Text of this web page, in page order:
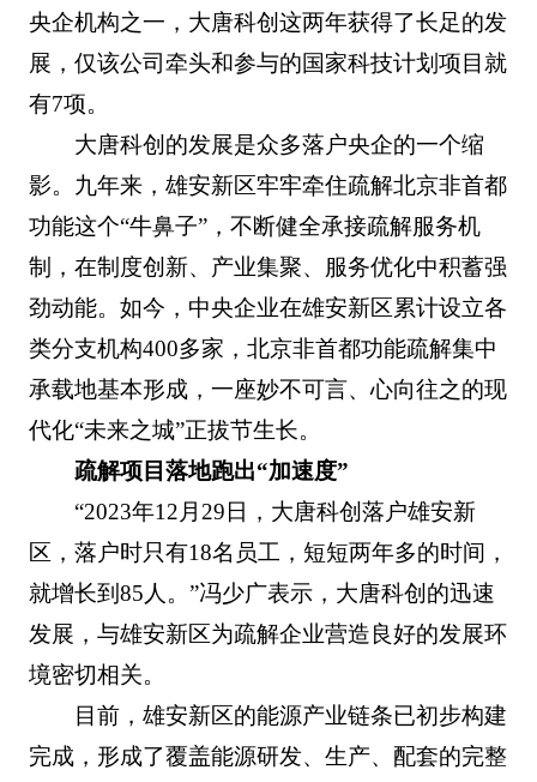
央企机构之一，大唐科创这两年获得了长足的发
展，仅该公司牵头和参与的国家科技计划项目就
有7项。
大唐科创的发展是众多落户央企的一个缩
影。九年来，雄安新区牢牢牵住疏解北京非首都
功能这个“牛鼻子”，不断健全承接疏解服务机
制，在制度创新、产业集聚、服务优化中积蓄强
劲动能。如今，中央企业在雄安新区累计设立各
类分支机构400多家，北京非首都功能疏解集中
承载地基本形成，一座妙不可言、心向往之的现
代化“未来之城”正拔节生长。
疏解项目落地跑出“加速度”
“2023年12月29日，大唐科创落户雄安新
区，落户时只有18名员工，短短两年多的时间，
就增长到85人。”冯少广表示，大唐科创的迅速
发展，与雄安新区为疏解企业营造良好的发展环
境密切相关。
目前，雄安新区的能源产业链条已初步构建
完成，形成了覆盖能源研发、生产、配套的完整